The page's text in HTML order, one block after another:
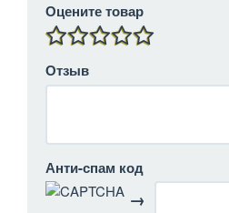
Оцените товар
Отзыв
Анти-спам код
→